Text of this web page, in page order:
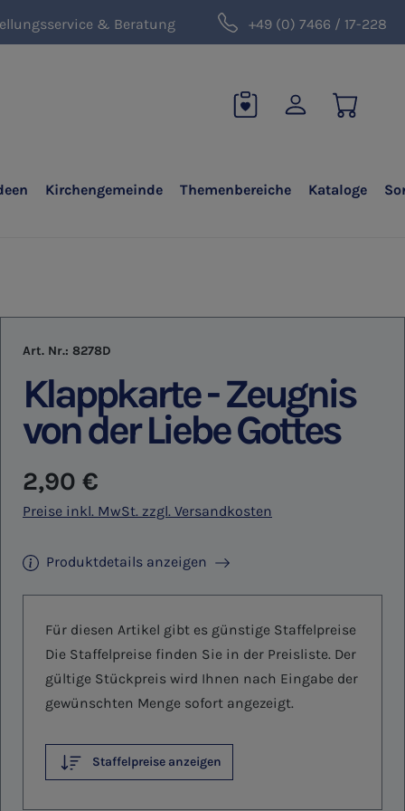
& Beratung +49 (0) 7466 / 17-228
Kirchengemeinde Themenbereiche Kataloge
Art. Nr.: 8278D
Klappkarte - Zeugnis
von der Liebe Gottes
Regulärer Preis:
2,90 €
Preise inkl. MwSt. zzgl. Versandkosten
Produktdetails anzeigen
Für diesen Artikel gibt es günstige Staffelpreise
Die Staffelpreise finden Sie in der Preisliste. Der
gültige Stückpreis wird Ihnen nach Eingabe der
gewünschten Menge sofort angezeigt.
Staffelpreise anzeigen